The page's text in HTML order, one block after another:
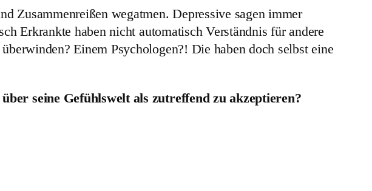
Zusammenreißen wegatmen. Depressive sagen immer
Erkrankte haben nicht automatisch Verständnis für andere
Einem Psychologen?! Die haben doch selbst eine
seine Gefühlswelt als zutreffend zu akzeptieren?